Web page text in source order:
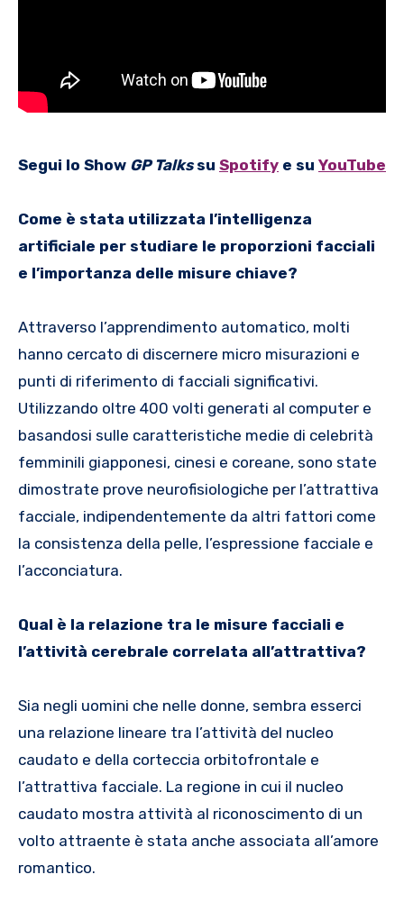
Segui lo Show GP Talkssu Spotify e su YouTube
Come è stata utilizzata l’intelligenza
artificiale per studiare le proporzioni facciali
e l’importanza delle misure chiave?
Attraverso l’apprendimento automatico, molti
hanno cercato di discernere micro misurazioni e
punti di riferimento di facciali significativi.
Utilizzando oltre 400 volti generati al computer e
basandosi sulle caratteristiche medie di celebrità
femminili giapponesi, cinesi e coreane, sono state
dimostrate prove neurofisiologiche per l’attrattiva
facciale, indipendentemente da altri fattori come
la consistenza della pelle, l’espressione facciale e
l’acconciatura.
Qual è la relazione tra le misure facciali e
l’attività cerebrale correlata all’attrattiva?
Sia negli uomini che nelle donne, sembra esserci
una relazione lineare tra l’attività del nucleo
caudato e della corteccia orbitofrontale e
l’attrattiva facciale. La regione in cui il nucleo
caudato mostra attività al riconoscimento di un
volto attraente è stata anche associata all’amore
romantico.